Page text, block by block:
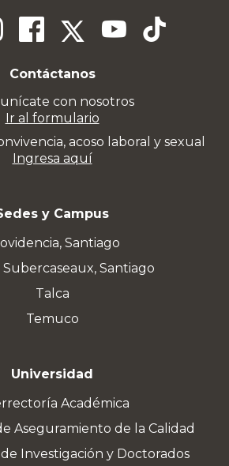
Contáctanos
con nosotros
Ir al formulario
acoso laboral y sexual
Ingresa aquí
y Campus
Santiago
Subercaseaux, Santiago
Talca
Temuco
Universidad
Académica
Aseguramiento de la Calidad
Investigación y Doctorados